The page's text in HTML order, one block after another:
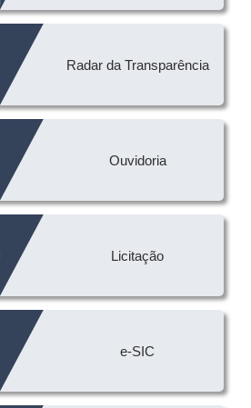
Radar da Transparência
Ouvidoria
Licitação
e-SIC